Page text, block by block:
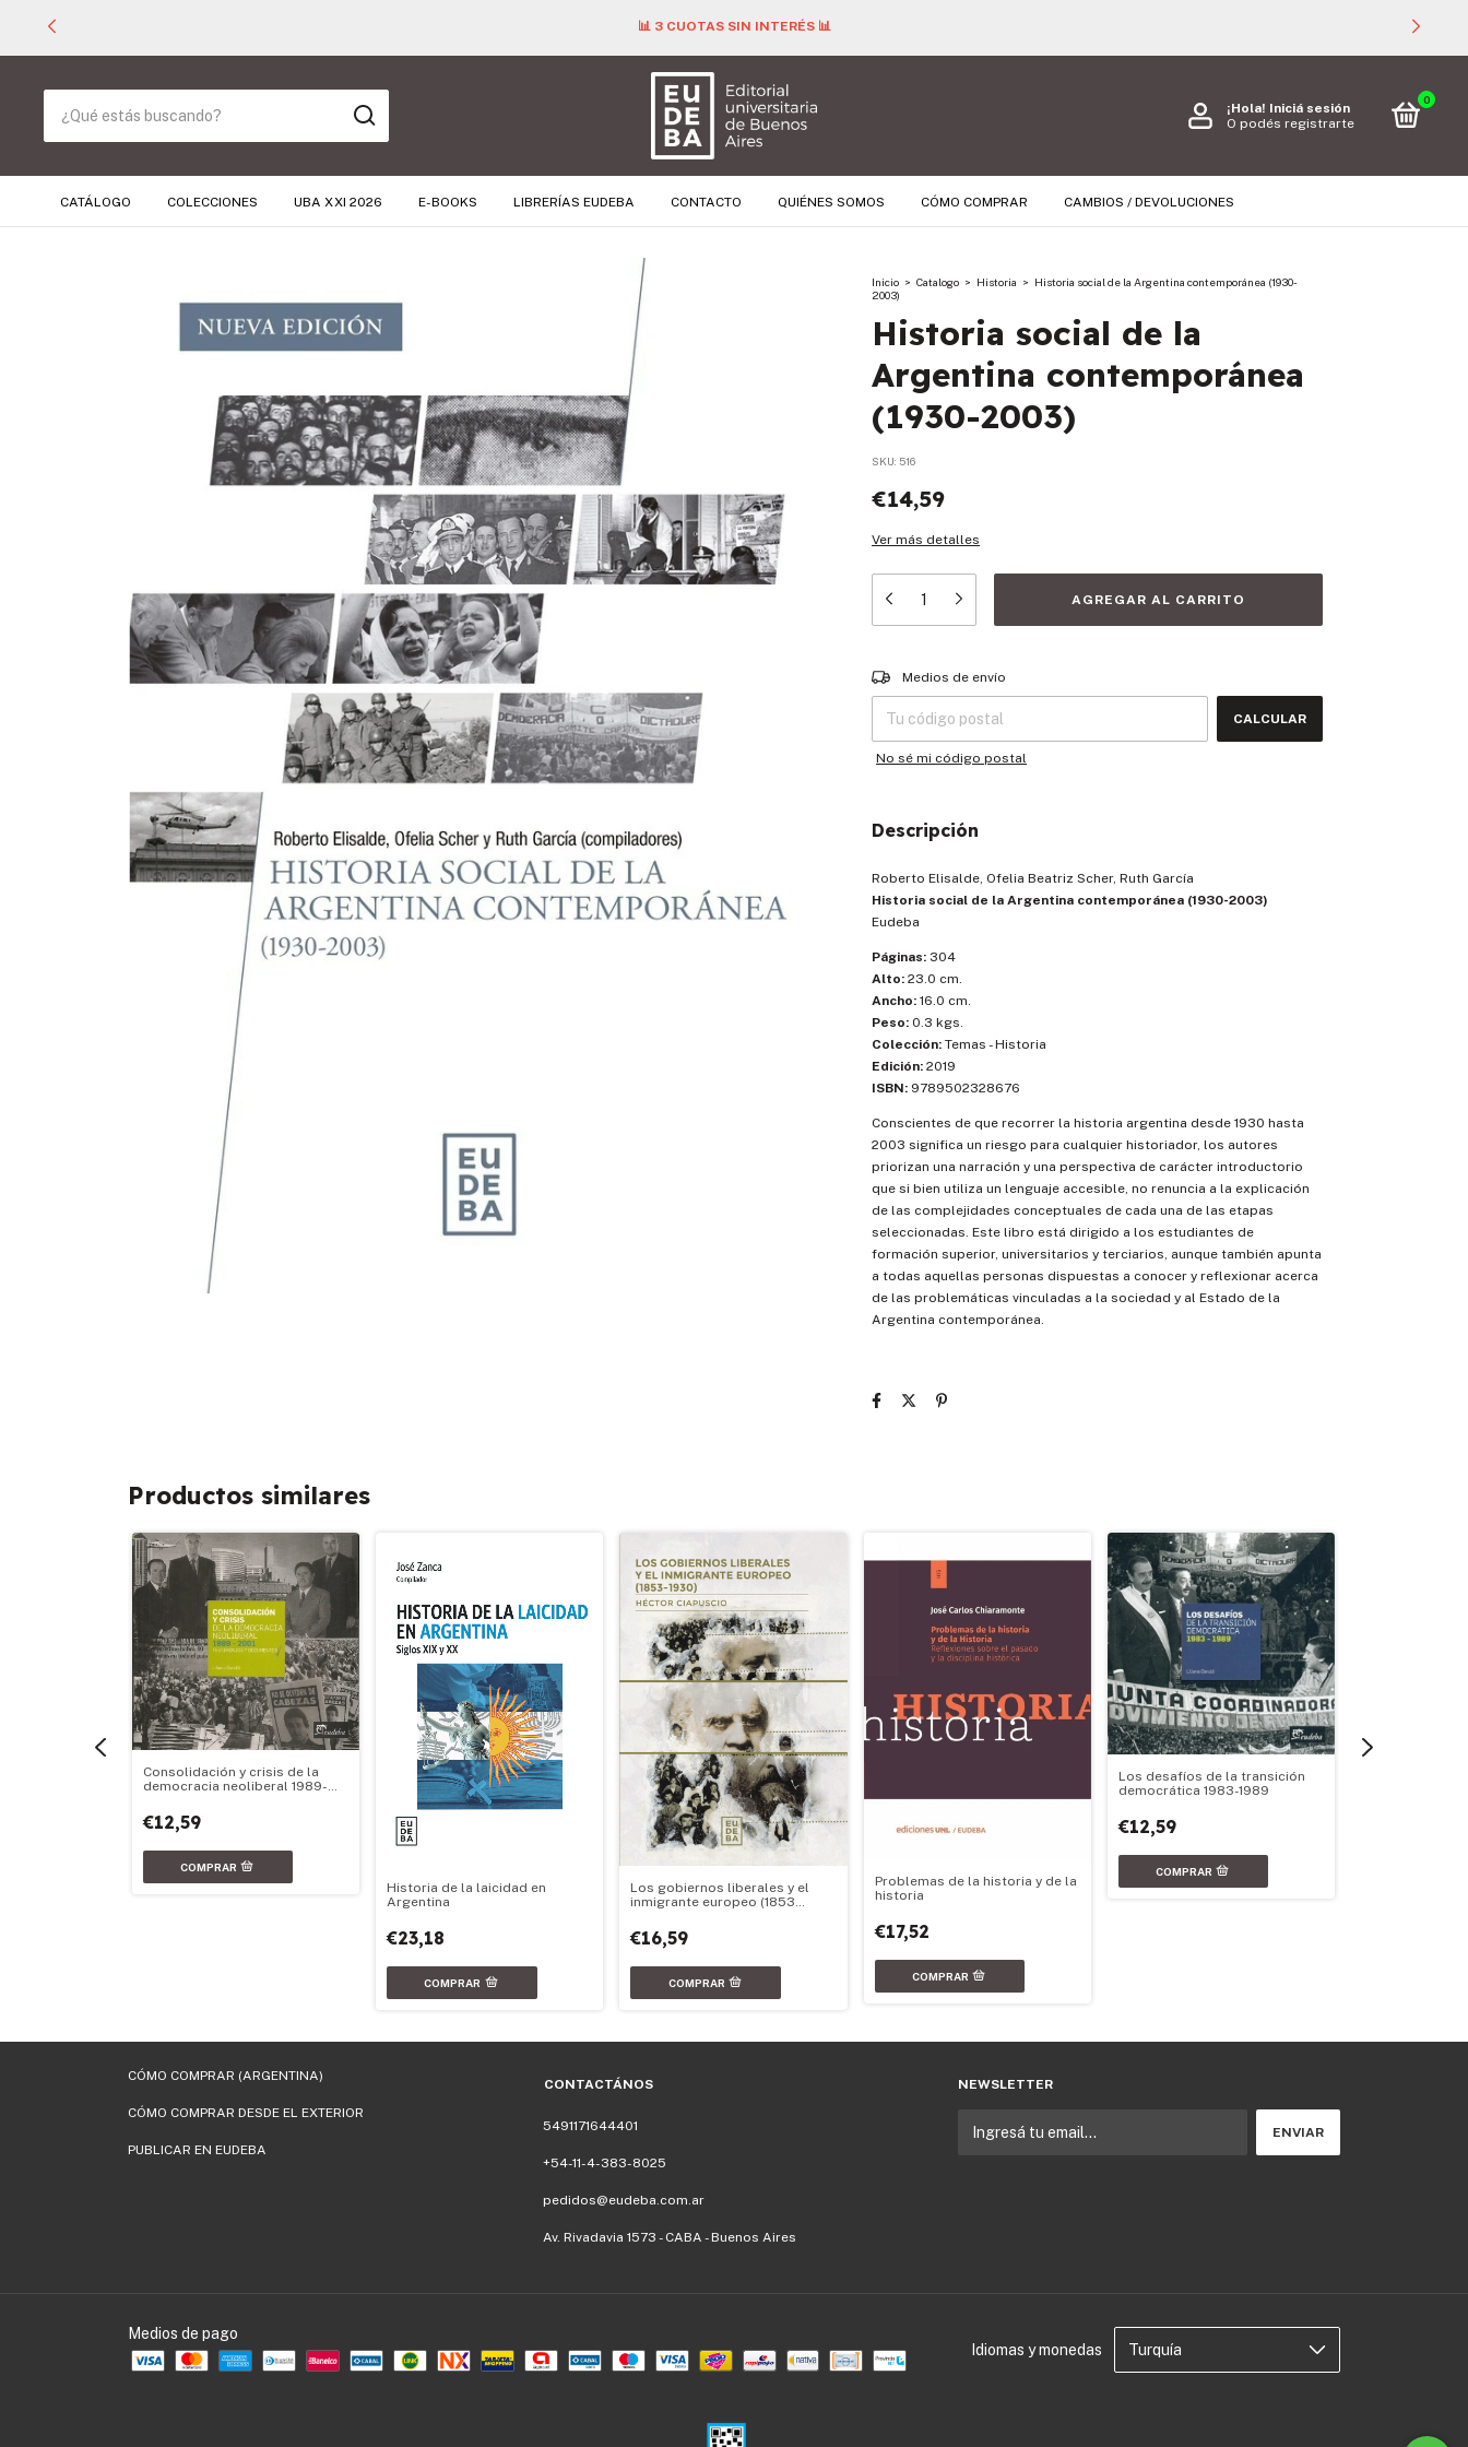
📊 3 CUOTAS SIN INTERÉS 📊
¡Hola! Iniciá sesión
O podés registrarte
0
CATÁLOGO COLECCIONES UBA XXI 2026 E-BOOKS LIBRERÍAS EUDEBA CONTACTO QUIÉNES SOMOS CÓMO COMPRAR CAMBIOS / DEVOLUCIONES
Inicio > Catalogo > Historia > Historia social de la Argentina contemporánea (1930-
2003)
Historia social de la
Argentina contemporánea
(1930-2003)
SKU: 516
€14,59
Ver más detalles
Entregas para el CP:
Medios de envío
CALCULAR
No sé mi código postal
Descripción
Roberto Elisalde, Ofelia Beatriz Scher, Ruth García
Historia social de la Argentina contemporánea (1930-2003)
Eudeba
Páginas: 304
Alto: 23.0 cm.
Ancho: 16.0 cm.
Peso: 0.3 kgs.
Colección: Temas - Historia
Edición: 2019
ISBN: 9789502328676
Conscientes de que recorrer la historia argentina desde 1930 hasta
2003 significa un riesgo para cualquier historiador, los autores
priorizan una narración y una perspectiva de carácter introductorio
que si bien utiliza un lenguaje accesible, no renuncia a la explicación
de las complejidades conceptuales de cada una de las etapas
seleccionadas. Este libro está dirigido a los estudiantes de
formación superior, universitarios y terciarios, aunque también apunta
a todas aquellas personas dispuestas a conocer y reflexionar acerca
de las problemáticas vinculadas a la sociedad y al Estado de la
Argentina contemporánea.
Productos similares
Consolidación y crisis de la
democracia neoliberal 1989-
€12,59
Historia de la laicidad en
Argentina
€23,18
Los gobiernos liberales y el
inmigrante europeo (1853
€16,59
Problemas de la historia y de la
historia
€17,52
Los desafíos de la transición
democrática 1983-1989
€12,59
CÓMO COMPRAR (ARGENTINA)
CÓMO COMPRAR DESDE EL EXTERIOR
PUBLICAR EN EUDEBA
CONTACTÁNOS
5491171644401
+54-11-4-383-8025
pedidos@eudeba.com.ar
Av. Rivadavia 1573 - CABA - Buenos Aires
NEWSLETTER
Medios de pago
Idiomas y monedas